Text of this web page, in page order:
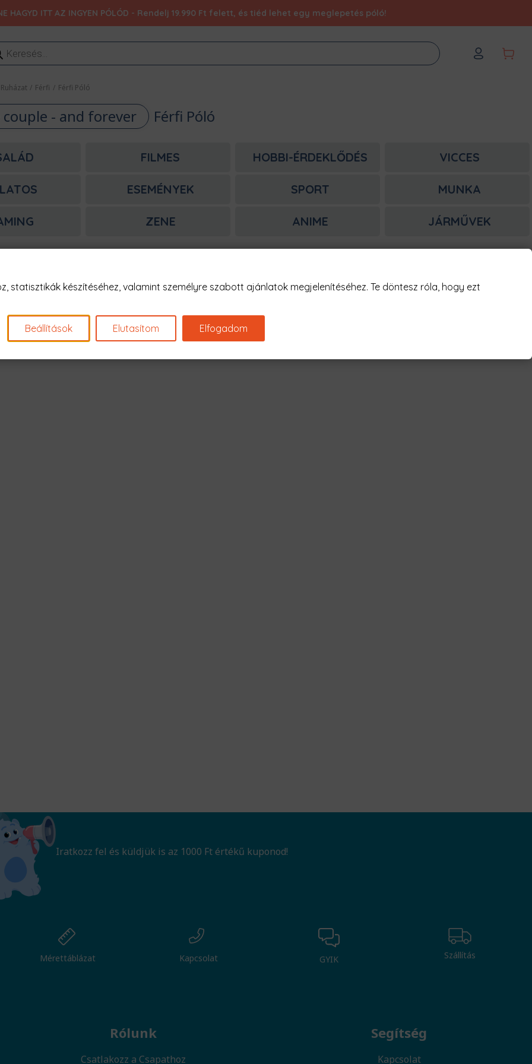
HAGYD ITT AZ INGYEN PÓLÓD - Rendelj 19.990 Ft felett, és tiéd lehet egy meglepetés póló!
Ruházat / Férfi / Férfi Póló
couple - and forever Férfi Póló
FILMES HOBBI-ÉRDEKLŐDÉS VICCES
ESEMÉNYEK SPORT MUNKA
ZENE ANIME JÁRMŰVEK
Nagyon sajnáljuk! 😥
Nincs találat erre: "space couple - and forever Férfi Póló"
Iratkozz fel és küldjük is az 1000 Ft értékű kuponod!
Mérettáblázat Kapcsolat GYIK Szállítás
Rólunk
Csatlakozz a Csapathoz
Segítség
Kapcsolat
statisztikák készítéséhez, valamint személyre szabott ajánlatok megjelenítéséhez. Te döntesz róla, hogy ezt
Beállítások Elutasítom Elfogadom